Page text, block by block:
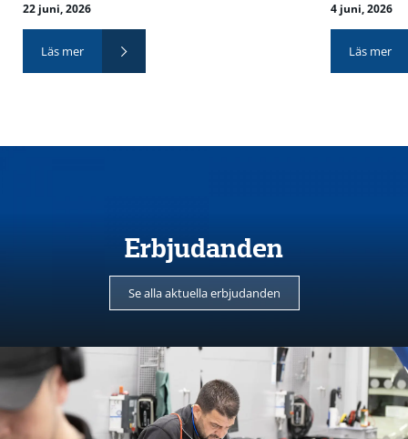
22 juni, 2026
Läs mer
4 juni, 2026
Läs mer
Erbjudanden
Se alla aktuella erbjudanden